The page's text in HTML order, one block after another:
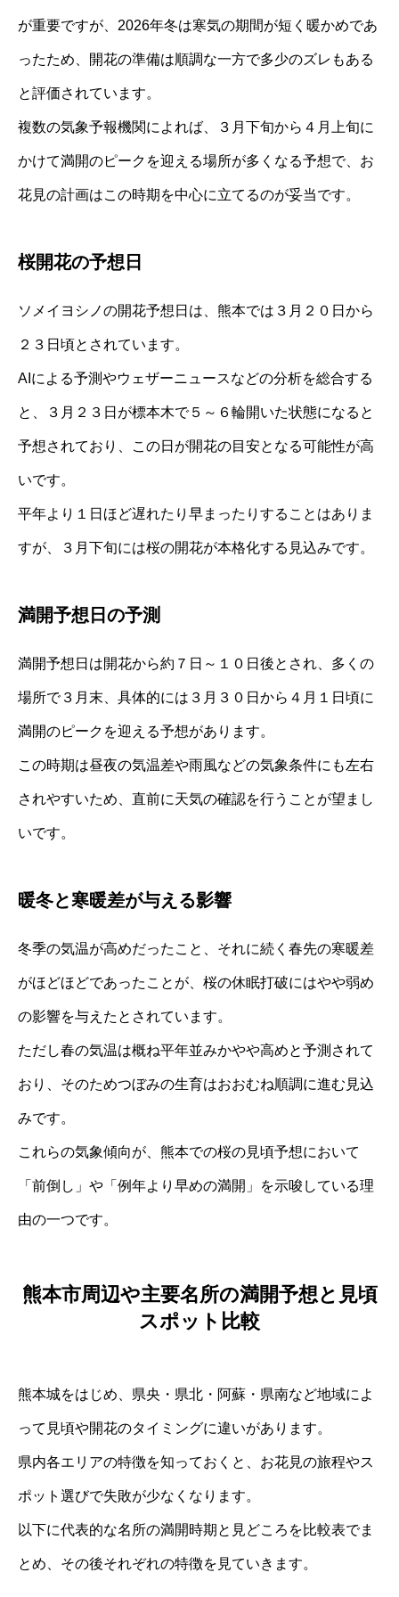
が重要ですが、2026年冬は寒気の期間が短く暖かめであ
ったため、開花の準備は順調な一方で多少のズレもある
と評価されています。
複数の気象予報機関によれば、３月下旬から４月上旬に
かけて満開のピークを迎える場所が多くなる予想で、お
花見の計画はこの時期を中心に立てるのが妥当です。
桜開花の予想日
ソメイヨシノの開花予想日は、熊本では３月２０日から
２３日頃とされています。
AIによる予測やウェザーニュースなどの分析を総合する
と、３月２３日が標本木で５～６輪開いた状態になると
予想されており、この日が開花の目安となる可能性が高
いです。
平年より１日ほど遅れたり早まったりすることはありま
すが、３月下旬には桜の開花が本格化する見込みです。
満開予想日の予測
満開予想日は開花から約７日～１０日後とされ、多くの
場所で３月末、具体的には３月３０日から４月１日頃に
満開のピークを迎える予想があります。
この時期は昼夜の気温差や雨風などの気象条件にも左右
されやすいため、直前に天気の確認を行うことが望まし
いです。
暖冬と寒暖差が与える影響
冬季の気温が高めだったこと、それに続く春先の寒暖差
がほどほどであったことが、桜の休眠打破にはやや弱め
の影響を与えたとされています。
ただし春の気温は概ね平年並みかやや高めと予測されて
おり、そのためつぼみの生育はおおむね順調に進む見込
みです。
これらの気象傾向が、熊本での桜の見頃予想において
「前倒し」や「例年より早めの満開」を示唆している理
由の一つです。
熊本市周辺や主要名所の満開予想と見頃
スポット比較
熊本城をはじめ、県央・県北・阿蘇・県南など地域によ
って見頃や開花のタイミングに違いがあります。
県内各エリアの特徴を知っておくと、お花見の旅程やス
ポット選びで失敗が少なくなります。
以下に代表的な名所の満開時期と見どころを比較表でま
とめ、その後それぞれの特徴を見ていきます。